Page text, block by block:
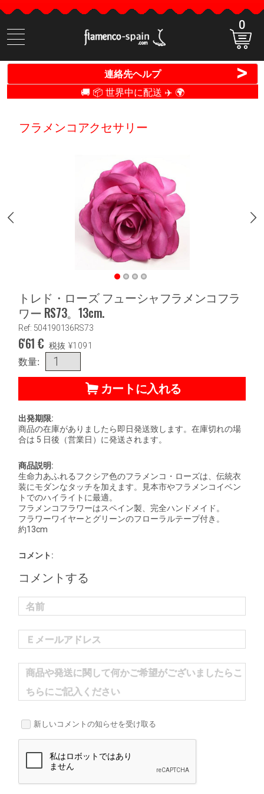
商
品
検
0
連絡先ヘルプ >
🚚 📦 世界中に配送 ✈️ 🌍
フラメンコアクセサリー
トレド・ローズ フューシャフラメンコフラ
ワー RS73。13cm.
Ref: 504190136RS73
6'61 € 税抜 ¥1091
数量:
カートに入れる
出発期限:
商品の在庫がありましたら即日発送致します。在庫切れの場
合は 5 日後（営業日）に発送されます。
商品説明:
生命力あふれるフクシア色のフラメンコ・ローズは、伝統衣
装にモダンなタッチを加えます。見本市やフラメンコイベン
トでのハイライトに最適。
フラメンコフラワーはスペイン製、完全ハンドメイド。
フラワーワイヤーとグリーンのフローラルテープ付き。
約13cm
コメント:
コメントする
名前
Ｅメールアドレス
商品や発送に関して何かご希望がございましたらこ
ちらにご記入ください
新しいコメントの知らせを受け取る